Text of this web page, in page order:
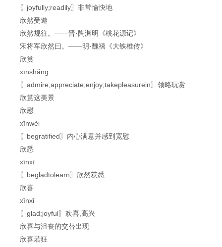
〖joyfully;readily〗非常愉快地
欣然受邀
欣然规往。——晋·陶渊明《桃花源记》
宋将军欣然曰。——明·魏禧《大铁椎传》
欣赏
xīnshǎng
〖admire;appreciate;enjoy;takepleasurein〗领略玩赏
欣赏这美景
欣慰
xīnwèi
〖begratified〗内心满意并感到宽慰
欣悉
xīnxī
〖begladtolearn〗欣然获悉
欣喜
xīnxǐ
〖glad;joyful〗欢喜,高兴
欣喜与沮丧的交替出现
欣喜若狂